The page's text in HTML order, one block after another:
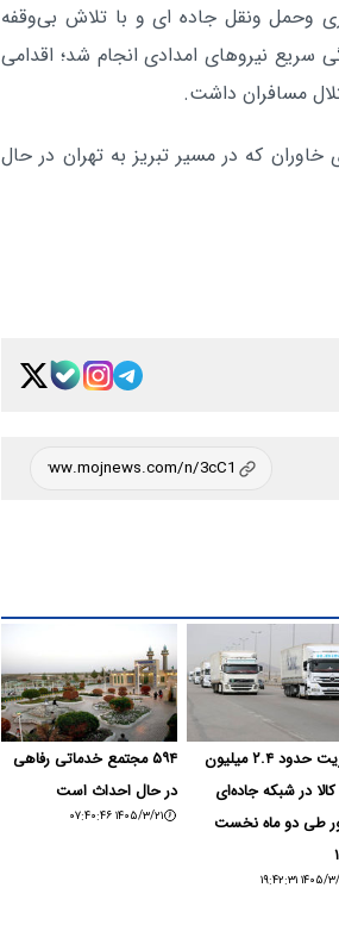
وحمل ونقل جاده ای و با تلاش بی‌وقفه
نیروهای امدادی انجام شد؛ اقدامی
مسافران داشت.
که در مسیر تبریز به تهران در حال
ترانزیت حدود ۲.۴ میلیون
در شبکه جاده‌ای
طی دو ماه نخست
۳/۲۱ ۱۹:۴۲:۳۱
۵۹۴ مجتمع خدماتی رفاهی
در حال احداث است
۱۴۰۵/۳/۲۱ ۰۷:۴۰:۴۶